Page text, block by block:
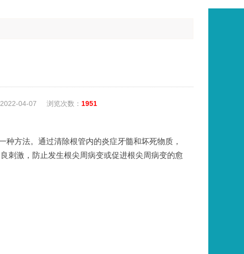
2022-04-07 浏览次数： 1951
方法。通过清除根管内的炎症牙髓和坏死物质，
刺激，防止发生根尖周病变或促进根尖周病变的愈